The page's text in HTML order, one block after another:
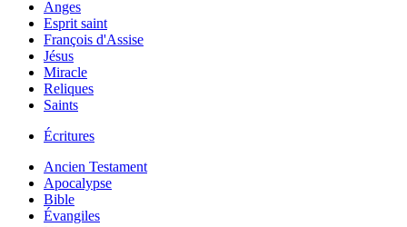
Anges
Esprit saint
François d'Assise
Jésus
Miracle
Reliques
Saints
Écritures
Ancien Testament
Apocalypse
Bible
Évangiles